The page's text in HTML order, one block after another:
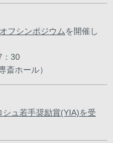
フシンポジウムを開催し
：30
ホール）
ュ若手奨励賞(YIA)を受